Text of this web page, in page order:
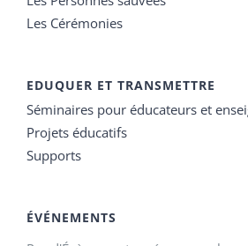
Les Cérémonies
EDUQUER ET TRANSMETTRE
Séminaires pour éducateurs et
Projets éducatifs
Supports
ÉVÉNEMENTS